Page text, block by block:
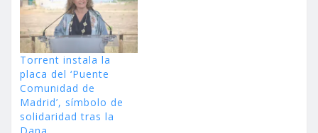
Torrent instala la
placa del ‘Puente
Comunidad de
Madrid’, símbolo de
solidaridad tras la